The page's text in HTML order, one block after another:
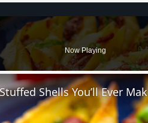
Now Playing